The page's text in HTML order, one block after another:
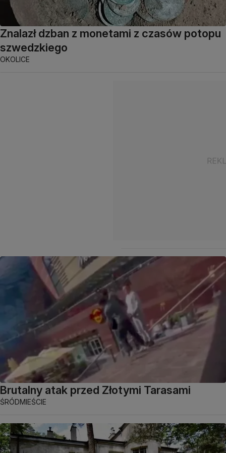
Znalazł dzban z monetami z czasów potopu
szwedzkiego
OKOLICE
Brutalny atak przed Złotymi Tarasami
ŚRÓDMIEŚCIE